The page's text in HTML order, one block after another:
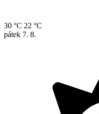
30 °C 22 °C
pátek 7. 8.